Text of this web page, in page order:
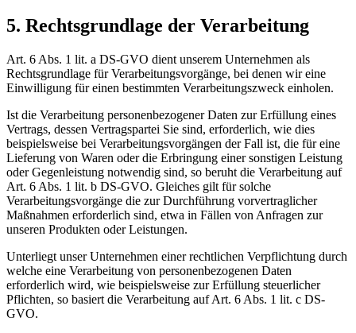
5. Rechtsgrundlage der Verarbeitung
Art. 6 Abs. 1 lit. a DS-GVO dient unserem Unternehmen als
Rechtsgrundlage für Verarbeitungsvorgänge, bei denen wir eine
Einwilligung für einen bestimmten Verarbeitungszweck einholen.
Ist die Verarbeitung personenbezogener Daten zur Erfüllung eines
Vertrags, dessen Vertragspartei Sie sind, erforderlich, wie dies
beispielsweise bei Verarbeitungsvorgängen der Fall ist, die für eine
Lieferung von Waren oder die Erbringung einer sonstigen Leistung
oder Gegenleistung notwendig sind, so beruht die Verarbeitung auf
Art. 6 Abs. 1 lit. b DS-GVO. Gleiches gilt für solche
Verarbeitungsvorgänge die zur Durchführung vorvertraglicher
Maßnahmen erforderlich sind, etwa in Fällen von Anfragen zur
unseren Produkten oder Leistungen.
Unterliegt unser Unternehmen einer rechtlichen Verpflichtung durch
welche eine Verarbeitung von personenbezogenen Daten
erforderlich wird, wie beispielsweise zur Erfüllung steuerlicher
Pflichten, so basiert die Verarbeitung auf Art. 6 Abs. 1 lit. c DS-
GVO.